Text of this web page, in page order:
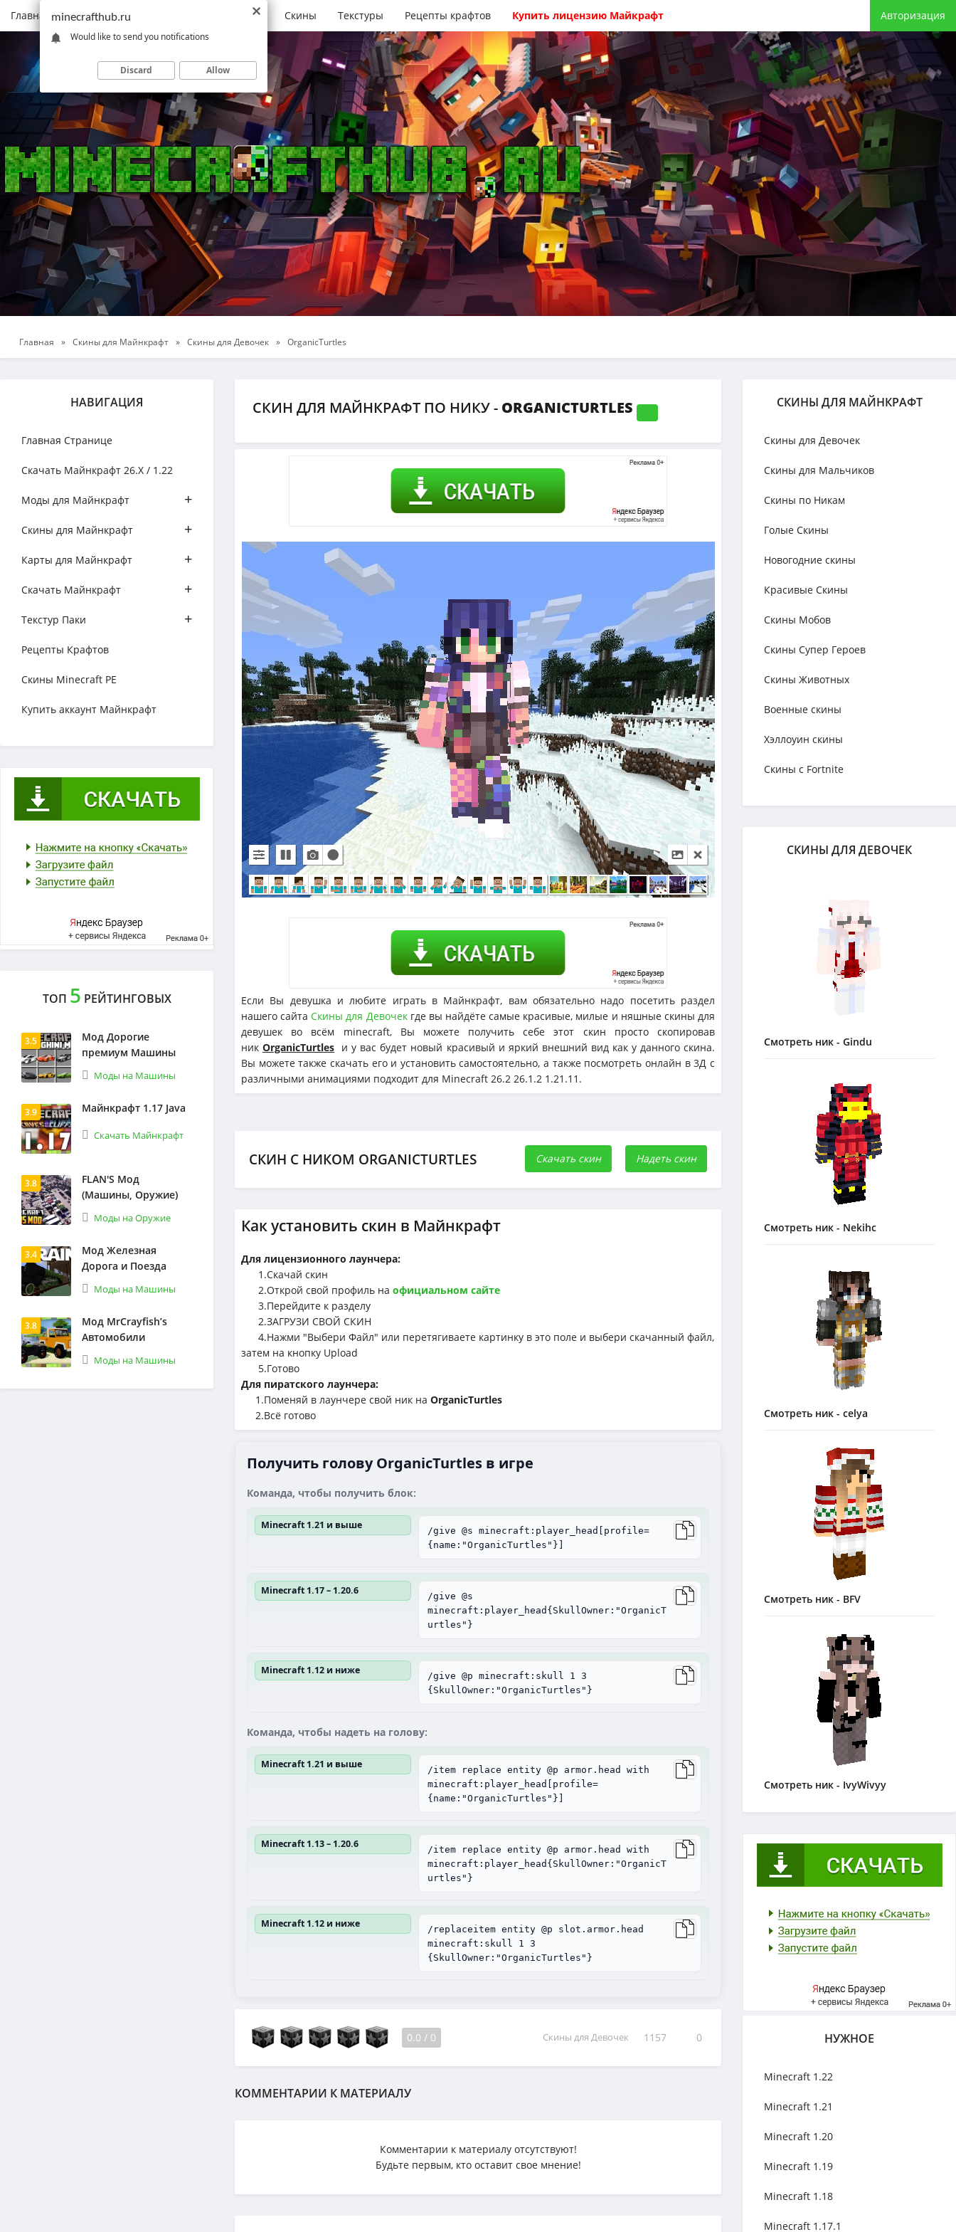
Главная Моды Скачать Minecraft Карты Скины Текстуры Рецепты крафтов Купить лицензию Майкрафт Авторизация
Главная » Скины для Майнкрафт » Скины для Девочек » OrganicTurtles
НАВИГАЦИЯ
Главная Странице
Скачать Майнкрафт 26.Х / 1.22
Моды для Майнкрафт +
Скины для Майнкрафт +
Карты для Майнкрафт +
Скачать Майнкрафт +
Текстур Паки +
Рецепты Крафтов
Скины Minecraft PE
Купить аккаунт Майнкрафт
ТОП 5 РЕЙТИНГОВЫХ
3.5
Мод Дорогие
премиум Машины
Моды на Машины
3.9 Майнкрафт 1.17 Java
Скачать Майнкрафт
3.8
FLAN'S Мод
(Машины, Оружие)
Моды на Оружие
3.4
Мод Железная
Дорога и Поезда
Моды на Машины
3.8
Мод MrCrayfish’s
Автомобили
Моды на Машины
СКИН ДЛЯ МАЙНКРАФТ ПО НИКУ - ORGANICTURTLES
Если Вы девушка и любите играть в Майнкрафт, вам обязательно надо посетить раздел
нашего сайтаСкины для Девочекгде вы найдёте самые красивые, милые и няшные скины для
девушек во всём minecraft, Вы можете получить себе этот скин просто скопировав
никOrganicTurtles и у вас будет новый красивый и яркий внешний вид как у данного скина.
Вы можете также скачать его и установить самостоятельно, а также посмотреть онлайн в 3Д с
различными анимациями подходит для Minecraft 26.2 26.1.2 1.21.11.
СКИН С НИКОМ ORGANICTURTLES Скачать скин Надеть скин
Как установить скин в Майнкрафт
Для лицензионного лаунчера:
1.Cкачай скин
2.Открой свой профиль на официальном сайте
3.Перейдите к разделу
2.ЗАГРУЗИ СВОЙ СКИН
4.Нажми "Выбери Файл" или перетягиваете картинку в это поле и выбери скачанный файл,
затем на кнопку Upload
5.Готово
Для пиратского лаунчера:
1.Поменяй в лаунчере свой ник на OrganicTurtles
2.Всё готово
Получить голову OrganicTurtles в игре
Команда, чтобы получить блок:
Minecraft 1.21 и выше
/give @s minecraft:player_head[profile=
{name:"OrganicTurtles"}]
Minecraft 1.17 – 1.20.6
/give @s
minecraft:player_head{SkullOwner:"OrganicT
urtles"}
Minecraft 1.12 и ниже
/give @p minecraft:skull 1 3
{SkullOwner:"OrganicTurtles"}
Команда, чтобы надеть на голову:
Minecraft 1.21 и выше
/item replace entity @p armor.head with
minecraft:player_head[profile=
{name:"OrganicTurtles"}]
Minecraft 1.13 – 1.20.6
/item replace entity @p armor.head with
minecraft:player_head{SkullOwner:"OrganicT
urtles"}
Minecraft 1.12 и ниже
/replaceitem entity @p slot.armor.head
minecraft:skull 1 3
{SkullOwner:"OrganicTurtles"}
0.0 / 0 Скины для Девочек 1157 0
КОММЕНТАРИИ К МАТЕРИАЛУ
Комментарии к материалу отсутствуют!
Будьте первым, кто оставит свое мнение!
СКИНЫ ДЛЯ МАЙНКРАФТ
Скины для Девочек
Скины для Мальчиков
Скины по Никам
Голые Скины
Новогодние скины
Красивые Скины
Скины Мобов
Скины Супер Героев
Скины Животных
Военные скины
Хэллоуин скины
Скины с Fortnite
СКИНЫ ДЛЯ ДЕВОЧЕК
Смотреть ник - Gindu
Смотреть ник - Nekihc
Смотреть ник - celya
Смотреть ник - BFV
Смотреть ник - IvyWivyy
НУЖНОЕ
Minecraft 1.22
Minecraft 1.21
Minecraft 1.20
Minecraft 1.19
Minecraft 1.18
Minecraft 1.17.1
minecrafthub.ru
Would like to send you notifications
Discard Allow